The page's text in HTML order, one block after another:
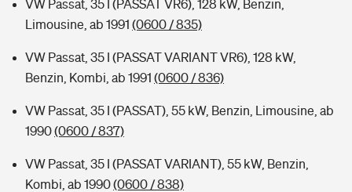
VW Passat, 35 I (PASSAT VR6), 128 kW, Benzin,
Limousine, ab 1991 (0600 / 835)
VW Passat, 35 I (PASSAT VARIANT VR6), 128 kW,
Benzin, Kombi, ab 1991 (0600 / 836)
VW Passat, 35 I (PASSAT), 55 kW, Benzin, Limousine, ab
1990(0600 / 837)
VW Passat, 35 I (PASSAT VARIANT), 55 kW, Benzin,
Kombi, ab 1990(0600 / 838)